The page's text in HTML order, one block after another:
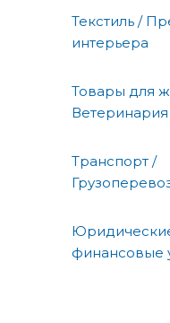
Текстиль /
интерьера
Товары для
Ветеринария
Транспорт /
финансовые